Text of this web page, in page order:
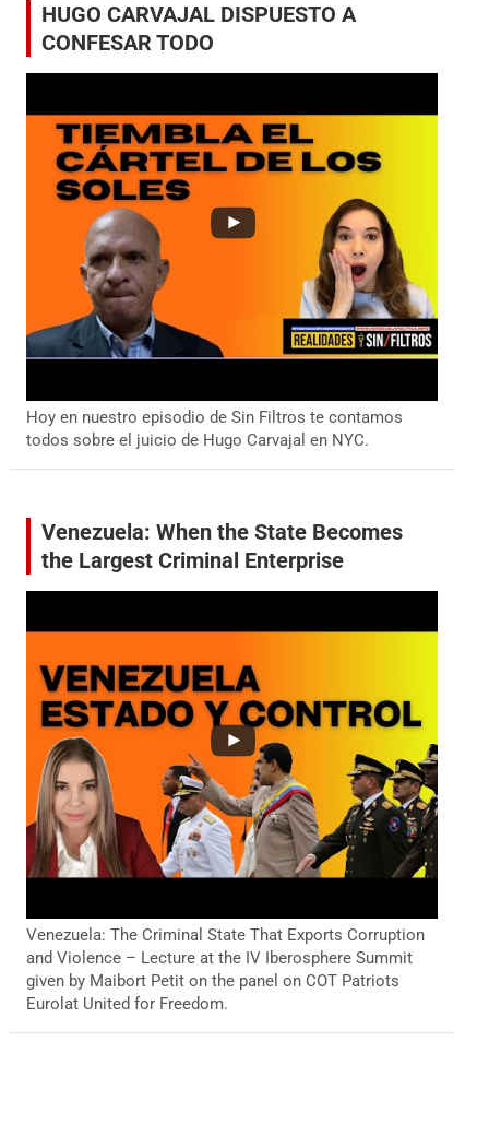
HUGO CARVAJAL DISPUESTO A
CONFESAR TODO
Hoy en nuestro episodio de Sin Filtros te contamos
todos sobre el juicio de Hugo Carvajal en NYC.
Venezuela: When the State Becomes
the Largest Criminal Enterprise
Venezuela: The Criminal State That Exports Corruption
and Violence – Lecture at the IV Iberosphere Summit
given by Maibort Petit on the panel on COT Patriots
Eurolat United for Freedom.